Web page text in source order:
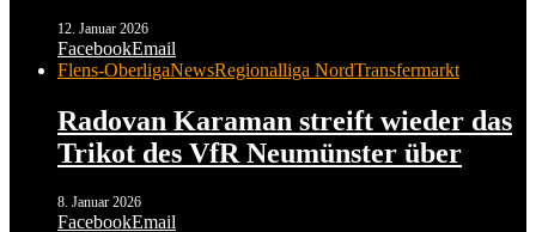
12. Januar 2026
FacebookEmail
Flens-OberligaNewsRegionalliga NordTransfermarkt
Radovan Karaman streift wieder das
Trikot des VfR Neumünster über
8. Januar 2026
FacebookEmail